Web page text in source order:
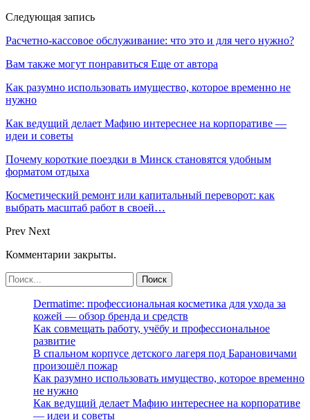
Следующая запись
Расчетно-кассовое обслуживание: что это и для чего нужно?
Вам также могут понравиться Еще от автора
Как разумно использовать имущество, которое временно не
нужно
Как ведущий делает Мафию интереснее на корпоративе —
идеи и советы
Почему короткие поездки в Минск становятся удобным
форматом отдыха
Косметический ремонт или капитальный переворот: как
выбрать масштаб работ в своей…
Prev Next
Комментарии закрыты.
Dermatime: профессиональная косметика для ухода за
кожей — обзор бренда и средств
Как совмещать работу, учёбу и профессиональное
развитие
В спальном корпусе детского лагеря под Барановичами
произошёл пожар
Как разумно использовать имущество, которое временно
не нужно
Как ведущий делает Мафию интереснее на корпоративе
— идеи и советы